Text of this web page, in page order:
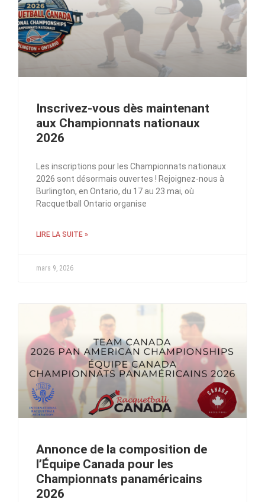
Inscrivez-vous dès maintenant
aux Championnats nationaux
2026
Les inscriptions pour les Championnats nationaux
2026 sont désormais ouvertes ! Rejoignez-nous à
Burlington, en Ontario, du 17 au 23 mai, où
Racquetball Ontario organise
LIRE LA SUITE »
mars 9, 2026
Annonce de la composition de
l’Équipe Canada pour les
Championnats panaméricains
2026